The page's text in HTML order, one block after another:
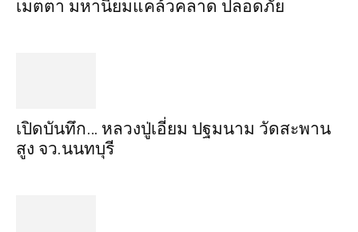
เมตตา​ มหา​นิยม​แคล้วคลาด​ ปลอดภัย​
เปิดบันทึก… หลวงปู่เอี่ยม ​ปฐม​นาม​ วัดสะพาน
สูง​ จว.นนทบุรี